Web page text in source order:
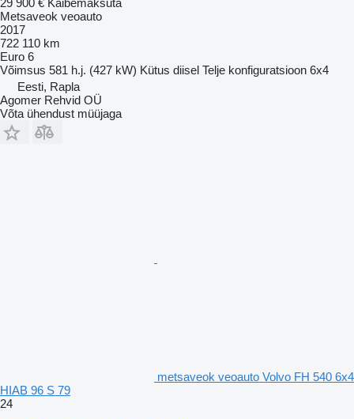
Metsaveok veoauto
2017
722 110 km
Euro 6
Võimsus 581 h.j. (427 kW) Kütus diisel Telje konfiguratsioon 6x4
Eesti, Rapla
Agomer Rehvid OÜ
Võta ühendust müüjaga
metsaveok veoauto Volvo FH 540 6x4
HIAB 96 S 79
24